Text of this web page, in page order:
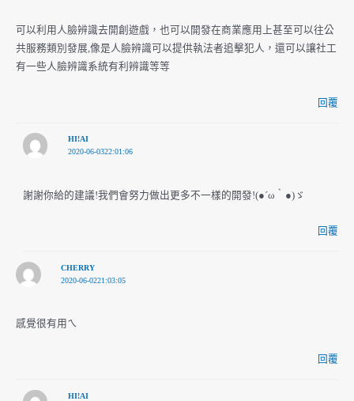
可以利用人臉辨識去開創遊戲，也可以開發在商業應用上甚至可以往公
共服務類別發展,像是人臉辨識可以提供執法者追擊犯人，還可以讓社工
有一些人臉辨識系統有利辨識等等
回覆
HI!AI
2020-06-0322:01:06
謝謝你給的建議!我們會努力做出更多不一樣的開發!(●´ω｀●)ゞ
回覆
CHERRY
2020-06-0221:03:05
感覺很有用ㄟ
回覆
HI!AI